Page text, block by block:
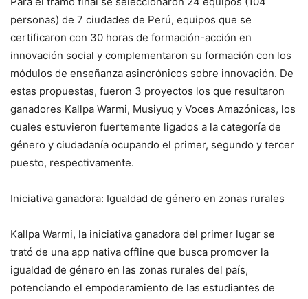
personas) de 7 ciudades de Perú, equipos que se
certificaron con 30 horas de formación-acción en
innovación social y complementaron su formación con los
módulos de enseñanza asincrónicos sobre innovación. De
estas propuestas, fueron 3 proyectos los que resultaron
ganadores Kallpa Warmi, Musiyuq y Voces Amazónicas, los
cuales estuvieron fuertemente ligados a la categoría de
género y ciudadanía ocupando el primer, segundo y tercer
puesto, respectivamente.
Iniciativa ganadora: Igualdad de género en zonas rurales
Kallpa Warmi, la iniciativa ganadora del primer lugar se
trató de una app nativa offline que busca promover la
igualdad de género en las zonas rurales del país,
potenciando el empoderamiento de las estudiantes de